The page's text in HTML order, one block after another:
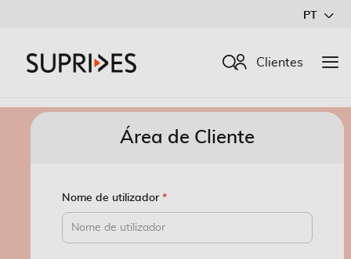
Conteúdo
PT
Procurar
Clientes
Área de Cliente
Nome de utilizador